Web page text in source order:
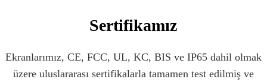
Sertifikamız
Ekranlarımız, CE, FCC, UL, KC, BIS ve IP65 dahil olmak
üzere uluslararası sertifikalarla tamamen test edilmiş ve